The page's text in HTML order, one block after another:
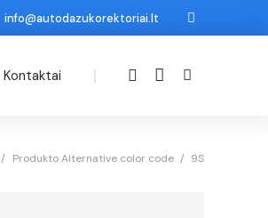
info@autodazukorektoriai.lt
Kontaktai |
/ Produkto Alternative color code / 9S